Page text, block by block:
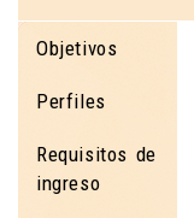
Objetivos
Perfiles
Requisitos de
ingreso